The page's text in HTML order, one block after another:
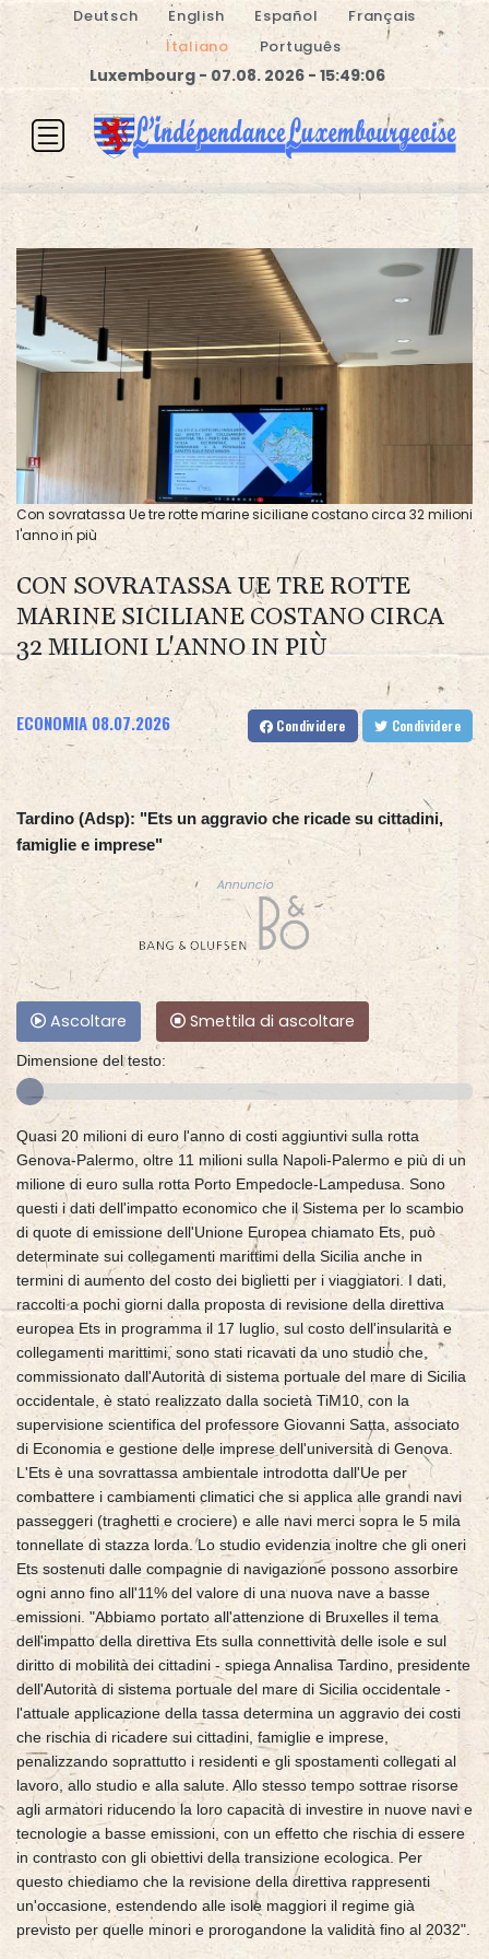
Deutsch English Español
Français
Italiano
Português
Luxembourg - 07.08. 2026 - 15:49:06
Con sovratassa Ue tre rotte marine siciliane costano circa 32 milioni
l'anno in più
CON SOVRATASSA UE TRE ROTTE
MARINE SICILIANE COSTANO CIRCA
32 MILIONI L'ANNO IN PIÙ
ECONOMIA 08.07.2026 Condividere Condividere
Tardino (Adsp): "Ets un aggravio che ricade su cittadini,
famiglie e imprese"
Annuncio
Ascoltare Smettila di ascoltare
Dimensione del testo:
Quasi 20 milioni di euro l'anno di costi aggiuntivi sulla rotta
Genova-Palermo, oltre 11 milioni sulla Napoli-Palermo e più di un
milione di euro sulla rotta Porto Empedocle-Lampedusa. Sono
questi i dati dell'impatto economico che il Sistema per lo scambio
di quote di emissione dell'Unione Europea chiamato Ets, può
determinate sui collegamenti marittimi della Sicilia anche in
termini di aumento del costo dei biglietti per i viaggiatori. I dati,
raccolti a pochi giorni dalla proposta di revisione della direttiva
europea Ets in programma il 17 luglio, sul costo dell'insularità e
collegamenti marittimi, sono stati ricavati da uno studio che,
commissionato dall'Autorità di sistema portuale del mare di Sicilia
occidentale, è stato realizzato dalla società TiM10, con la
supervisione scientifica del professore Giovanni Satta, associato
di Economia e gestione delle imprese dell'università di Genova.
L'Ets è una sovrattassa ambientale introdotta dall'Ue per
combattere i cambiamenti climatici che si applica alle grandi navi
passeggeri (traghetti e crociere) e alle navi merci sopra le 5 mila
tonnellate di stazza lorda. Lo studio evidenzia inoltre che gli oneri
Ets sostenuti dalle compagnie di navigazione possono assorbire
ogni anno fino all'11% del valore di una nuova nave a basse
emissioni. "Abbiamo portato all'attenzione di Bruxelles il tema
dell'impatto della direttiva Ets sulla connettività delle isole e sul
diritto di mobilità dei cittadini - spiega Annalisa Tardino, presidente
dell'Autorità di sistema portuale del mare di Sicilia occidentale -
l'attuale applicazione della tassa determina un aggravio dei costi
che rischia di ricadere sui cittadini, famiglie e imprese,
penalizzando soprattutto i residenti e gli spostamenti collegati al
lavoro, allo studio e alla salute. Allo stesso tempo sottrae risorse
agli armatori riducendo la loro capacità di investire in nuove navi e
tecnologie a basse emissioni, con un effetto che rischia di essere
in contrasto con gli obiettivi della transizione ecologica. Per
questo chiediamo che la revisione della direttiva rappresenti
un'occasione, estendendo alle isole maggiori il regime già
previsto per quelle minori e prorogandone la validità fino al 2032".